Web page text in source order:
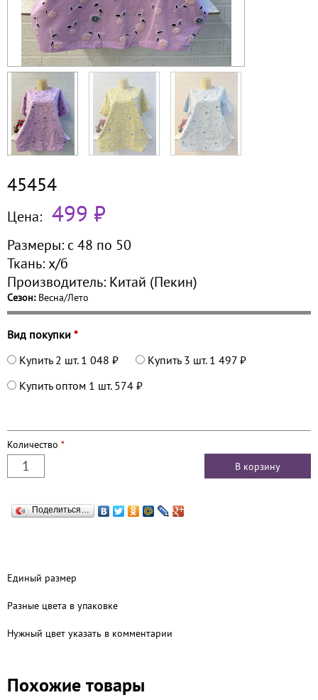
45454
Цена: 499 ₽
Размеры: с 48 по 50
Ткань:х/б
Производитель: Китай (Пекин)
Сезон: Весна/Лето
Вид покупки *
Купить 2 шт. 1 048 ₽ Купить 3 шт. 1 497 ₽
Купить оптом 1 шт. 574 ₽
Количество *
Поделиться…
Единый размер
Разные цвета в упаковке
Нужный цвет указать в комментарии
Похожие товары